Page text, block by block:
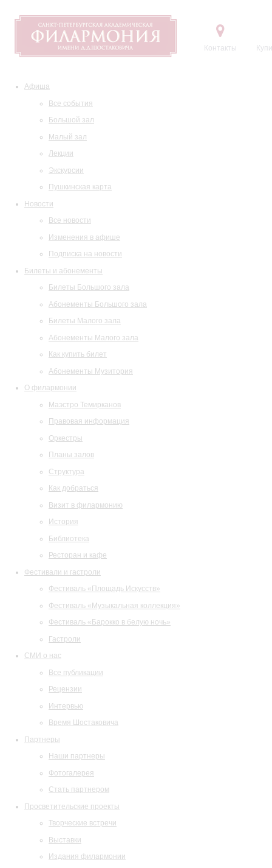
Контакты
Афиша
Все события
Большой зал
Малый зал
Лекции
Экскурсии
Пушкинская карта
Новости
Все новости
Изменения в афише
Подписка на новости
Билеты и абонементы
Билеты Большого зала
Абонементы Большого зала
Билеты Малого зала
Абонементы Малого зала
Как купить билет
Абонементы Музитория
О филармонии
Маэстро Темирканов
Правовая информация
Оркестры
Планы залов
Структура
Как добраться
Визит в филармонию
История
Библиотека
Ресторан и кафе
Фестивали и гастроли
Фестиваль «Площадь Искусств»
Фестиваль «Музыкальная коллекция»
Фестиваль «Барокко в белую ночь»
Гастроли
СМИ о нас
Все публикации
Рецензии
Интервью
Время Шостаковича
Партнеры
Наши партнеры
Фотогалерея
Стать партнером
Просветительские проекты
Творческие встречи
Выставки
Издания филармонии